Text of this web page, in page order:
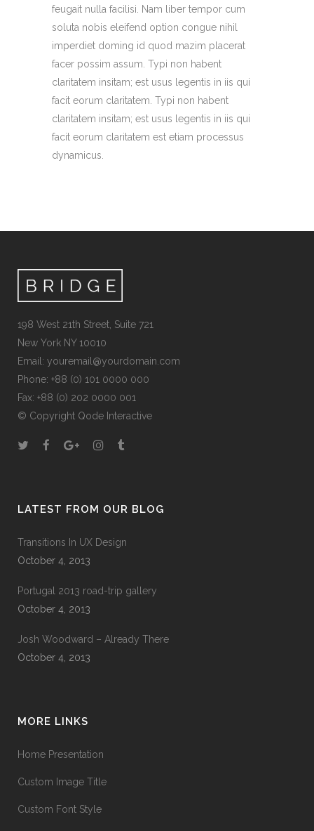
feugait nulla facilisi. Nam liber tempor cum
soluta nobis eleifend option congue nihil
imperdiet doming id quod mazim placerat
facer possim assum. Typi non habent
claritatem insitam; est usus legentis in iis qui
facit eorum claritatem. Typi non habent
claritatem insitam; est usus legentis in iis qui
facit eorum claritatem est etiam processus
dynamicus.
198 West 21th Street, Suite 721
New York NY 10010
Email: youremail@yourdomain.com
Phone: +88 (0) 101 0000 000
Fax: +88 (0) 202 0000 001
© Copyright Qode Interactive
LATEST FROM OUR BLOG
Transitions In UX Design
October 4, 2013
Portugal 2013 road-trip gallery
October 4, 2013
Josh Woodward – Already There
October 4, 2013
MORE LINKS
Home Presentation
Custom Image Title
Custom Font Style